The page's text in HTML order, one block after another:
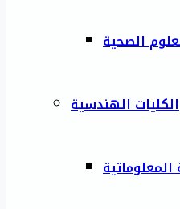
الصحية
الكليات الهندسية